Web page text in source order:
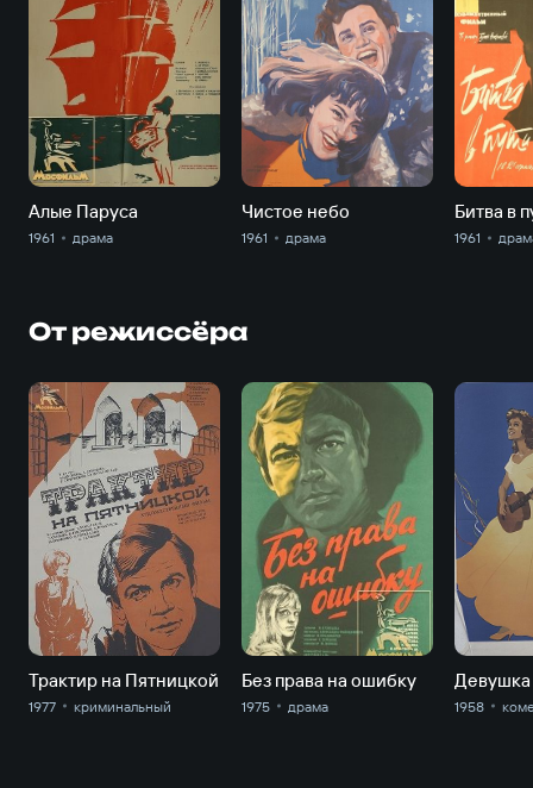
Алые Паруса
1961 драма
Чистое небо
1961 драма
Битва в
1961
От режиссёра
Трактир на Пятницкой
1977 криминальный
Без права на ошибку
1975 драма
Девушка
1958